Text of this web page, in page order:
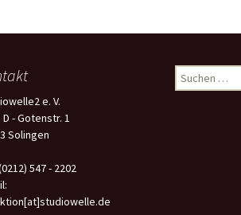
e. V.
D - Gotenstr. 1
Solingen
547 - 2202
Suchen
nach: